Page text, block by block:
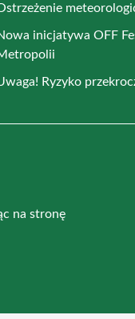
inicjatywa OFF
Ryzyko
na stronę